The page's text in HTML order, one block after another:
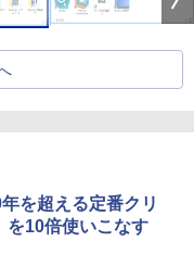
を超える定番クリ
を10倍使いこなす